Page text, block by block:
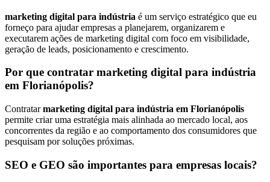
marketing digital para indústria é um serviço estratégico que eu
forneço para ajudar empresas a planejarem, organizarem e
executarem ações de marketing digital com foco em visibilidade,
geração de leads, posicionamento e crescimento.
Por que contratar marketing digital para indústria
em Florianópolis?
Contratarmarketing digital para indústria em Florianópolis
permite criar uma estratégia mais alinhada ao mercado local, aos
concorrentes da região e ao comportamento dos consumidores que
pesquisam por soluções próximas.
SEO e GEO são importantes para empresas locais?